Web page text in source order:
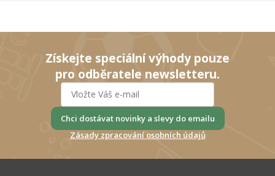
Získejte speciální výhody pouze
pro odběratele newsletteru.
Chci dostávat novinky a slevy do emailu
Zásady zpracování osobních údajů